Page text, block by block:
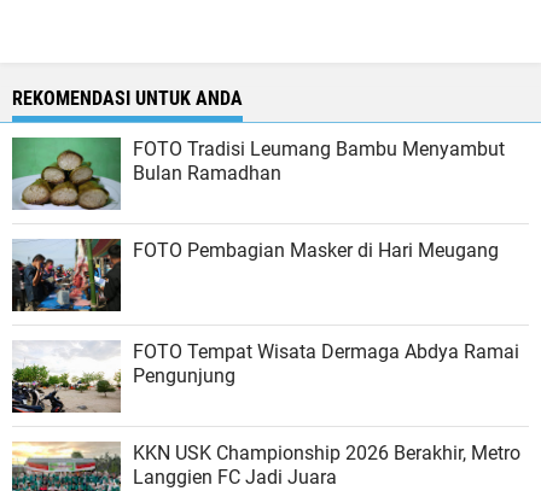
REKOMENDASI UNTUK ANDA
FOTO Tradisi Leumang Bambu Menyambut
Bulan Ramadhan
FOTO Pembagian Masker di Hari Meugang
FOTO Tempat Wisata Dermaga Abdya Ramai
Pengunjung
KKN USK Championship 2026 Berakhir, Metro
Langgien FC Jadi Juara